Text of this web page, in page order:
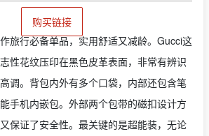
购买链接
旅行必备单品，实用舒适又减龄。Gucci这
性花纹压印在黑色皮革表面，非常有辨识
调。背包内外有多个口袋，内部还包含笔
手机内嵌包。外部两个包带的磁扣设计方
保证了安全性。最关键的是超能装，无论